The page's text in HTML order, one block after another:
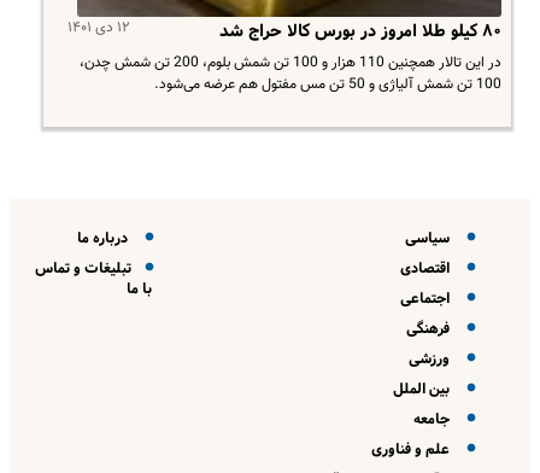
۱۲ دی ۱۴۰۱ ۸۰ کیلو طلا امروز در بورس کالا حراج شد
در این تالار همچنین 110 هزار و 100 تن شمش بلوم، 200 تن شمش چدن،
100 تن شمش آلیاژی و 50 تن مس مفتول هم عرضه می‌شود.
سیاسی
اقتصادی
اجتماعی
فرهنگی
ورزشی
بین الملل
جامعه
علم و فناوری
درباره ما
تبلیغات و تماس
با ما